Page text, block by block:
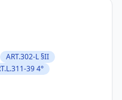
ART.302-L §II
39 4°